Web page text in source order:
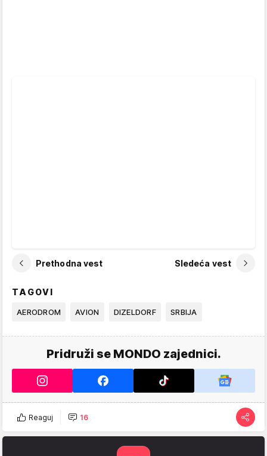
Prethodna vest Sledeća vest
TAGOVI
AERODROM AVION DIZELDORF SRBIJA
Pridruži se MONDO zajednici.
Reaguj 16